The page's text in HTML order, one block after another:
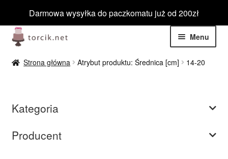
Darmowa wysyłka do paczkomatu już od 200zł
Przejdź
do
nawigacji
Przejdź
do
treści
Menu
Jadalne
Rozwiń
Barwniki spożywcze
Rozwiń
Tematyczne
Rozwiń
Strona główna Atrybut produktu: Średnica [cm] 14-20
Kategoria
Producent